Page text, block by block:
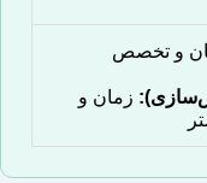
و تخصص
زمان و